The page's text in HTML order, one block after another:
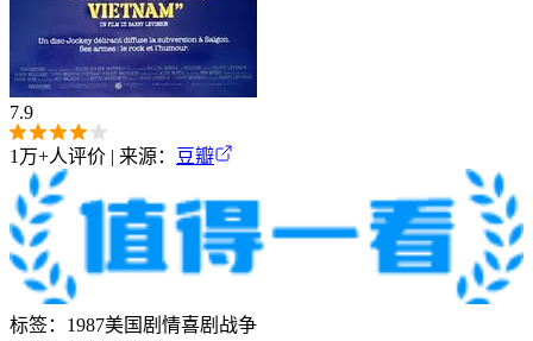
7.9
1万+人评价 | 来源： 豆瓣
标签： 1987美国 剧情喜剧 战争